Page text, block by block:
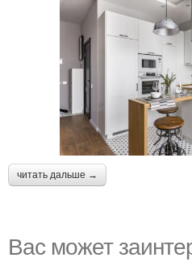
читать дальше →
Вас может